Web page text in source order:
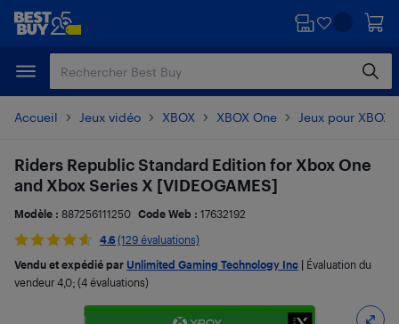
Passer
principal
Passer
Accueil Jeux vidéo XBOX XBOX One Jeux pour XBOX
Riders Republic Standard Edition for Xbox One
and Xbox Series X [VIDEOGAMES]
Modèle : 887256111250 Code Web : 17632192
4.6 (129 évaluations)
Vendu et expédié par Unlimited Gaming Technology Inc
Évaluation du
vendeur 4,0; (4 évaluations)